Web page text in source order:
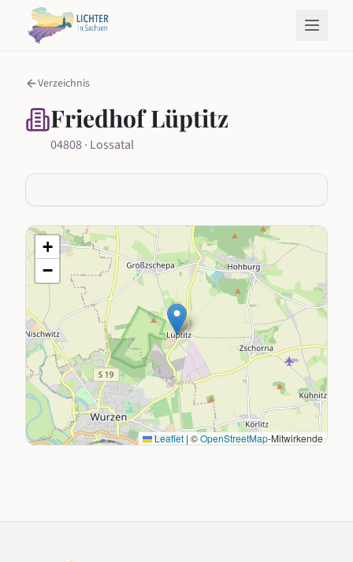
Verzeichnis
Friedhof Lüptitz
04808 · Lossatal
+
−
Leaflet | ©OpenStreetMap-Mitwirkende